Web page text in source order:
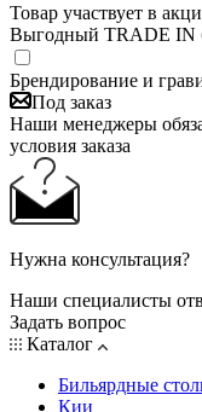
Товар участвует в
Выгодный TRADE IN
Брендирование и
Под заказ
Наши менеджеры
условия заказа
Нужна консультация?
Наши специалисты
Задать вопрос
Каталог
Бильярдные
Кии